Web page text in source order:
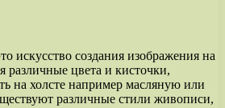
искусство создания изображения на
различные цвета и кисточки,
на холсте например масляную или
различные стили живописи,